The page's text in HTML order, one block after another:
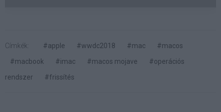
Címkék: #apple #wwdc2018 #mac
#macos
#macbook
#imac #macos mojave
#operációs
rendszer
#frissítés